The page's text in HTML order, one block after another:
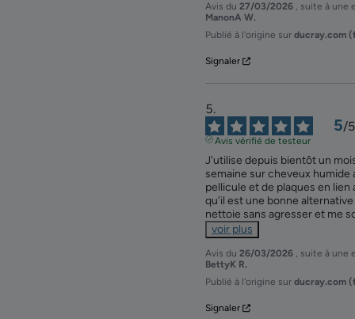
Avis du 27/03/2026 , suite à une
ManonA W.
Publié à l'origine sur ducray.com
Signaler
5/5
Avis vérifié de testeur
J'utilise depuis bientôt un
semaine sur cheveux
pellicule et de plaques en
qu'il est une bonne
nettoie sans agresser et me
voir plus
Avis du 26/03/2026 , suite à une
BettyK R.
Publié à l'origine sur ducray.com
Signaler